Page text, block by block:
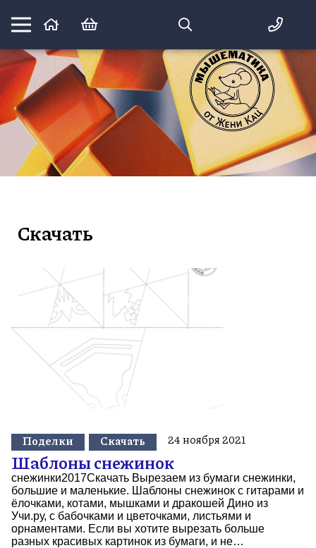
Математика вприпрыжку:
идеи и игры для детей и их родителей
Скачать
Поделки Скачать 24 ноября 2021
Шаблоны снежинок
снежинки2017Скачать Вырезаем из бумаги снежинки,
большие и маленькие. Шаблоны снежинок с гитарами и
ёлочками, котами, мышками и дракошей Дино из
Учи.ру, с бабочками и цветочками, листьями и
орнаментами. Если вы хотите вырезать больше
разных красивых картинок из бумаги, и не…